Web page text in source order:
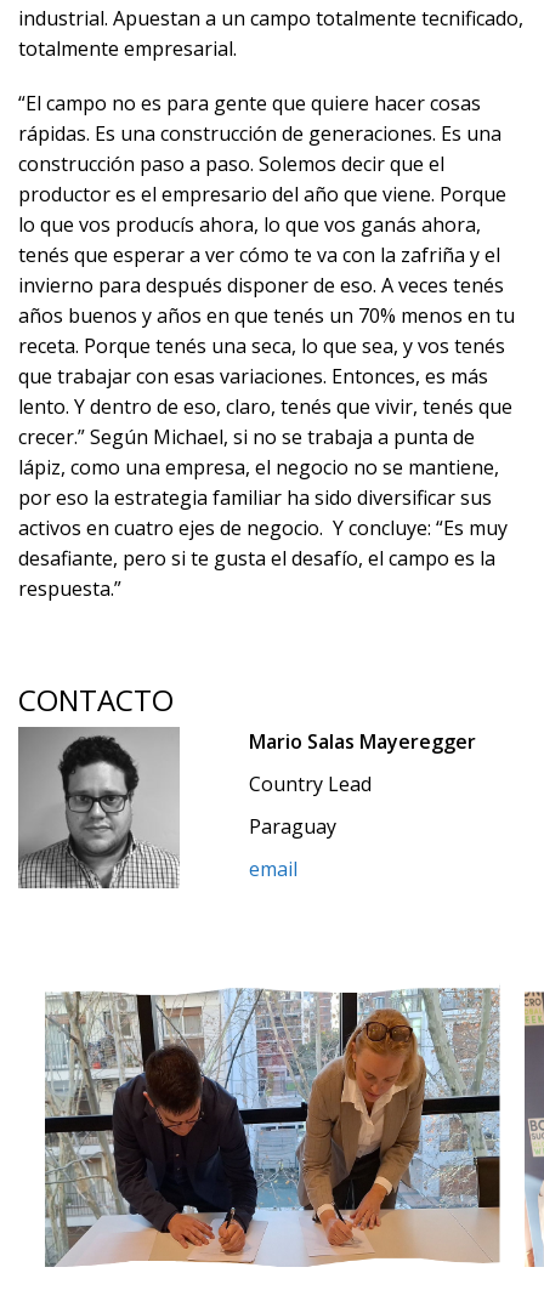
industrial. Apuestan a un campo totalmente tecnificado,
totalmente empresarial.
“El campo no es para gente que quiere hacer cosas
rápidas. Es una construcción de generaciones. Es una
construcción paso a paso. Solemos decir que el
productor es el empresario del año que viene. Porque
lo que vos producís ahora, lo que vos ganás ahora,
tenés que esperar a ver cómo te va con la zafriña y el
invierno para después disponer de eso. A veces tenés
años buenos y años en que tenés un 70% menos en tu
receta. Porque tenés una seca, lo que sea, y vos tenés
que trabajar con esas variaciones. Entonces, es más
lento. Y dentro de eso, claro, tenés que vivir, tenés que
crecer.” Según Michael, si no se trabaja a punta de
lápiz, como una empresa, el negocio no se mantiene,
por eso la estrategia familiar ha sido diversificar sus
activos en cuatro ejes de negocio. Y concluye: “Es muy
desafiante, pero si te gusta el desafío, el campo es la
respuesta.”
CONTACTO
Mario Salas Mayeregger
Country Lead
Paraguay
email